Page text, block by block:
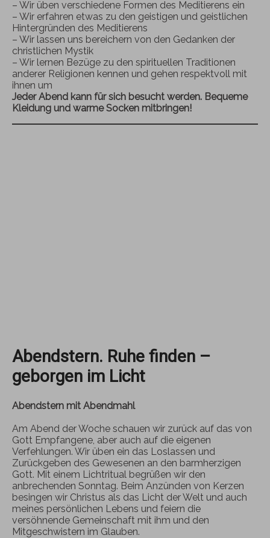
– Wir üben verschiedene Formen des Meditierens ein
– Wir erfahren etwas zu den geistigen und geistlichen
Hintergründen des Meditierens
– Wir lassen uns bereichern von den Gedanken der
christlichen Mystik
– Wir lernen Bezüge zu den spirituellen Traditionen
anderer Religionen kennen und gehen respektvoll mit
ihnen um
Jeder Abend kann für sich besucht werden. Bequeme
Kleidung und warme Socken mitbringen!
Abendstern. Ruhe finden –
geborgen im Licht
Abendstern mit Abendmahl
Am Abend der Woche schauen wir zurück auf das von
Gott Empfangene, aber auch auf die eigenen
Verfehlungen. Wir üben ein das Loslassen und
Zurückgeben des Gewesenen an den barmherzigen
Gott. Mit einem Lichtritual begrüßen wir den
anbrechenden Sonntag. Beim Anzünden von Kerzen
besingen wir Christus als das Licht der Welt und auch
meines persönlichen Lebens und feiern die
versöhnende Gemeinschaft mit ihm und den
Mitgeschwistern im Glauben.